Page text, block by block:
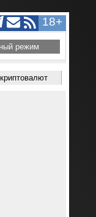
18+
режим